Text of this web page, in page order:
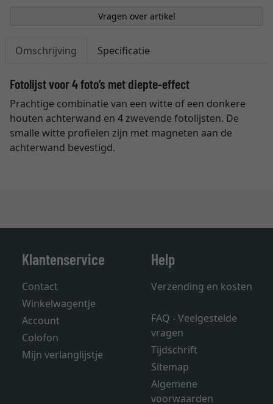
Vragen over artikel
Omschrijving Specificatie
Fotolijst voor 4 foto’s met diepte-effect
Prachtige combinatie van een witte of een donkere
houten achterwand en 4 zwevende fotolijsten. De
smalle witte profielen zijn met magneten aan de
achterwand bevestigd.
Klantenservice
Contact
Winkelwagentje
Account
Colofon
Mijn verlanglijstje
Help
Verzending en kosten
FAQ - Veelgestelde
vragen
Tijdschrift
Sitemap
Algemene
voorwaarden